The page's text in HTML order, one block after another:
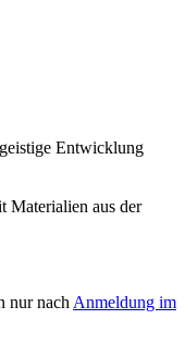
Entwicklung
Materialien aus der
nur nach Anmeldung im